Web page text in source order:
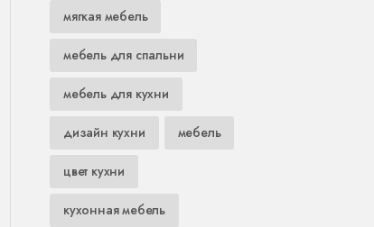
мягкая мебель
мебель для спальни
мебель для кухни
дизайн кухни мебель
цвет кухни
кухонная мебель